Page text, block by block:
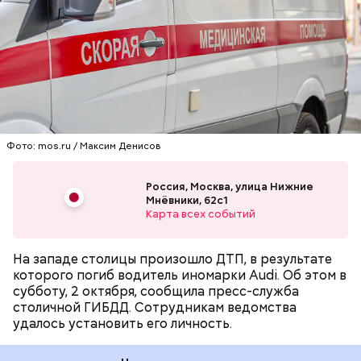
Фото: mos.ru / Максим Денисов
Россия, Москва, улица Нижние
Мнёвники, 62с1
Карта всех событий
На западе столицы произошло ДТП, в результате
которого погиб водитель иномарки Audi. Об этом в
субботу, 2 октября, сообщила пресс-служба
столичной ГИБДД. Сотрудникам ведомства
удалось установить его личность.
улице Нижние Мневники. Водитель не справился с
управлением и врезался в бетонный отбойник.
После чего автомобиль отбросило на мачту
освещения и он загорелся. Водитель от полученных
повреждений скончался на месте.
ПРОИСШЕСТВИЯ МОСКВА ДТП
— Из системы вентиляции идет густой черный дым,
— сказал источник «ВМ».